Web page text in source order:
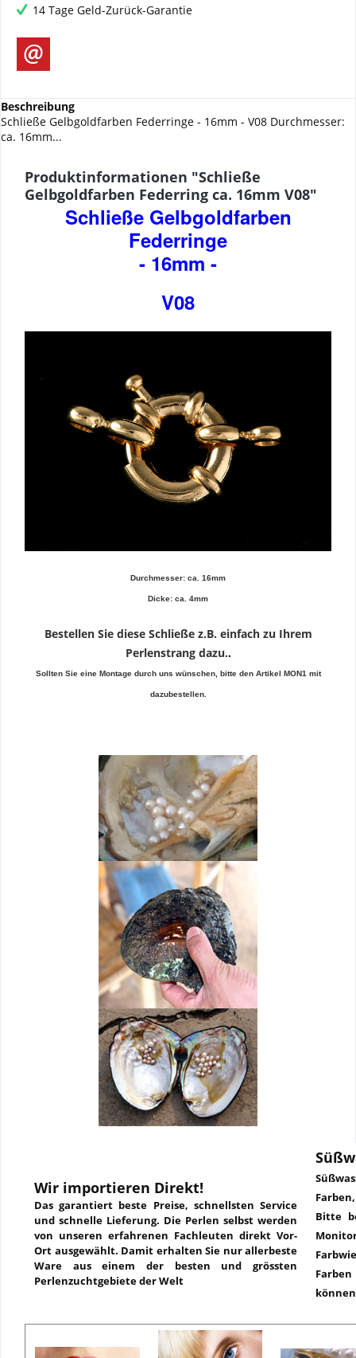
14 Tage Geld-Zurück-Garantie
Beschreibung
Schließe Gelbgoldfarben Federringe - 16mm - V08 Durchmesser:
ca. 16mm...
Produktinformationen "Schließe
Gelbgoldfarben Federring ca. 16mm V08"
Schließe Gelbgoldfarben
Federringe
- 16mm -
V08
Durchmesser: ca. 16mm
Dicke: ca. 4mm
Bestellen Sie diese Schließe z.B. einfach zu Ihrem
Perlenstrang dazu..
Sollten Sie eine Montage durch uns wünschen, bitte den Artikel MON1 mit
dazubestellen.
Wir importieren Direkt!
Das garantiert beste Preise, schnellsten Service
und schnelle Lieferung. Die Perlen selbst werden
von unseren erfahrenen Fachleuten direkt Vor-
Ort ausgewählt. Damit erhalten Sie nur allerbeste
Ware aus einem der besten und grössten
Perlenzuchtgebiete der Welt
Bitte